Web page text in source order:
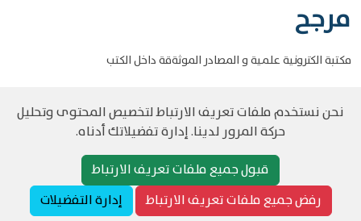
مرجح
مكتبة الكترونية علمية و المصادر الموثةقة داخل الكتب
حقوق الطبع والنشر مرجح جميع الحقوق محفوظةسياسة و الخصوصية
نحن نستخدم ملفات تعريف الارتباط لتخصيص المحتوى وتحليل
حركة المرور لدينا. إدارة تفضيلاتك أدناه.
قبول جميع ملفات تعريف الارتباط
رفض جميع ملفات تعريف الارتباط
إدارة التفضيلات